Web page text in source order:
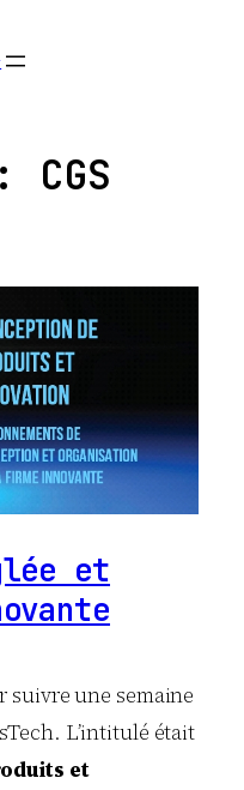
CGS
et
suivre une semaine
L’intitulé était
et